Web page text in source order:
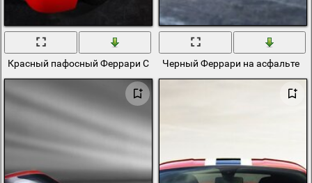
Красный пафосный Феррари СпайдерЧерный Феррари на асфальте